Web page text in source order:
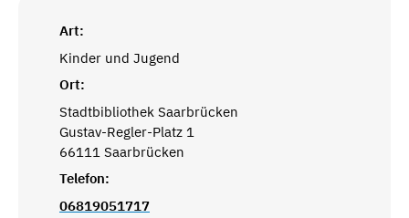
Art:
Kinder und Jugend
Ort:
Stadtbibliothek Saarbrücken
Gustav-Regler-Platz 1
66111 Saarbrücken
Telefon:
06819051717